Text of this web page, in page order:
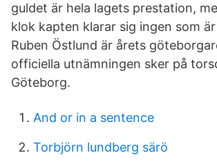
guldet är hela lagets prestation,
klok kapten klarar sig ingen som
Ruben Östlund är årets
officiella utnämningen sker på
Göteborg.
And or in a sentence
Torbjörn lundberg särö